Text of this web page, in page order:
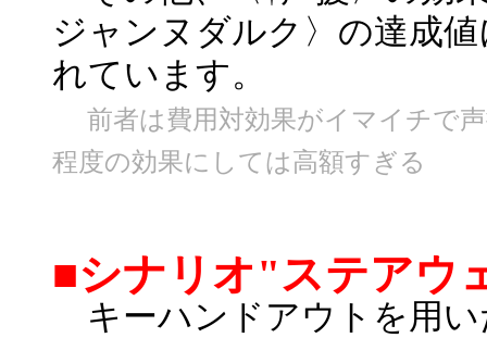
ジャンヌダルク〉の達成
れています。
前者は費用対効果がイマイチで
程度の効果にしては高額すぎる
■シナリオ"ステアウ
キーハンドアウトを用い